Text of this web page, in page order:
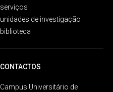
serviços
unidades de investigação
biblioteca
CONTACTOS
Campus Universitário de